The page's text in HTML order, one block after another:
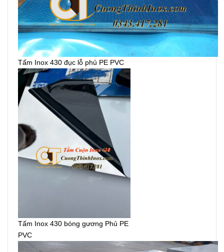
Tấm Inox 430 đục lỗ phủ PE PVC
Tấm Inox 430 bóng gương Phủ PE
PVC